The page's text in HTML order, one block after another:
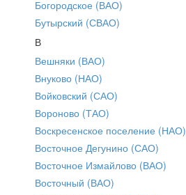
Богородское (ВАО)
Бутырский (СВАО)
В
Вешняки (ВАО)
Внуково (НАО)
Войковский (САО)
Вороново (ТАО)
Воскресенское поселение (НАО)
Восточное Дегунино (САО)
Восточное Измайлово (ВАО)
Восточный (ВАО)